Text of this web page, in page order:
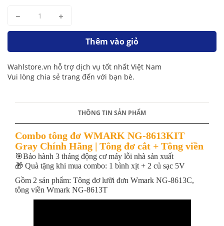
Thêm vào giỏ
Wahlstore.vn hỗ trợ dịch vụ tốt nhất Việt Nam
Vui lòng chia sẻ trang đến với bạn bè.
THÔNG TIN SẢN PHẨM
Combo tông đơ WMARK NG-8613KIT
Gray Chính Hãng | Tông đơ cắt + Tông viền
🎯Bảo hành 3 tháng động cơ máy lỗi nhà sản xuất
🎁 Quà tặng khi mua combo: 1 bình xịt + 2 củ sạc 5V
Gồm 2 sản phẩm: Tông đơ lưỡi đơn Wmark NG-8613C,
tông viền Wmark NG-8613T